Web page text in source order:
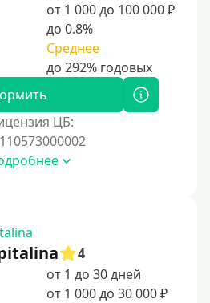
от 1 000 до 100 000 ₽
до 0.8%
Среднее
ЦБ:
4
от 1 до 30 дней
от 1 000 до 30 000 ₽